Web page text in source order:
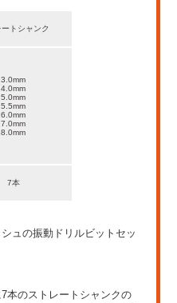
ートシャンク
3.0mm
4.0mm
5.0mm
5.5mm
6.0mm
7.0mm
8.0mm
7本
ュの振動ドリルビットセッ
本のストレートシャンクの